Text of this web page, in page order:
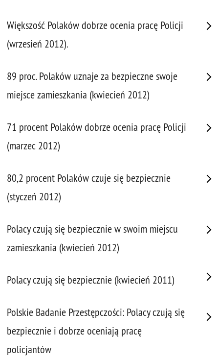
Większość Polaków dobrze ocenia pracę Policji
(wrzesień 2012).
89 proc. Polaków uznaje za bezpieczne swoje
miejsce zamieszkania (kwiecień 2012)
71 procent Polaków dobrze ocenia pracę Policji
(marzec 2012)
80,2 procent Polaków czuje się bezpiecznie
(styczeń 2012)
Polacy czują się bezpiecznie w swoim miejscu
zamieszkania (kwiecień 2012)
Polacy czują się bezpiecznie (kwiecień 2011)
Polskie Badanie Przestępczości: Polacy czują się
bezpiecznie i dobrze oceniają pracę
policjantów